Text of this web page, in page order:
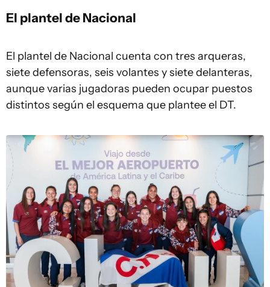
El plantel de Nacional
El plantel de Nacional cuenta con tres arqueras,
siete defensoras, seis volantes y siete delanteras,
aunque varias jugadoras pueden ocupar puestos
distintos según el esquema que plantee el DT.